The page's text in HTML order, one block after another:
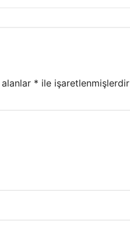
* ile işaretlenmişlerdir